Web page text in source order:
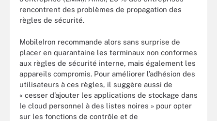
rencontrent des problèmes de propagation des
règles de sécurité.
MobileIron recommande alors sans surprise de
placer en quarantaine les terminaux non conformes
aux règles de sécurité interne, mais également les
appareils compromis. Pour améliorer l’adhésion des
utilisateurs à ces règles, il suggère aussi de
« cesser d’ajouter les applications de stockage dans
le cloud personnel à des listes noires » pour opter
sur les fonctions de contrôle et de